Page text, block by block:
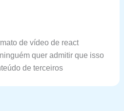
de vídeo de react
quer admitir que isso
de terceiros